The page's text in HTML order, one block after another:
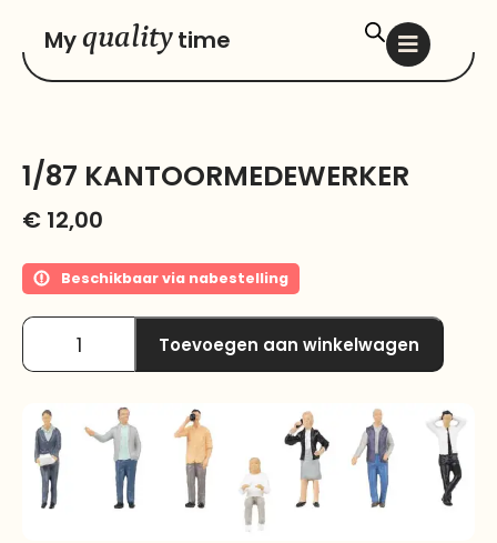
Myquality time
1/87 KANTOORMEDEWERKER
€ 12,00
Beschikbaar via nabestelling
Toevoegen aan winkelwagen